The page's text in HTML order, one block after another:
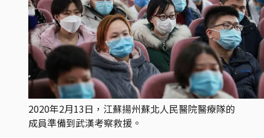
2020年2月13日，江蘇揚州蘇北人民醫院醫療隊的
成員準備到武漢考察救援。